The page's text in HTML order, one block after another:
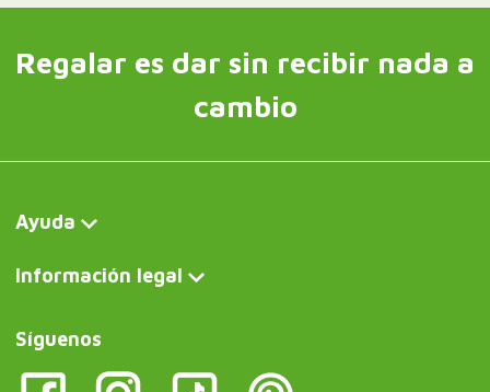
Regalar es dar sin recibir nada a
cambio
Ayuda
Información legal
Síguenos